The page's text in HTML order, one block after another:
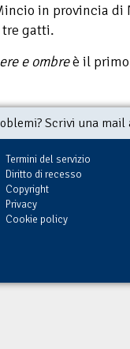
in provincia di
tre gatti.
e ombreè il
Scrivi una
Termini del servizio
Diritto di recesso
Copyright
Privacy
Cookie policy